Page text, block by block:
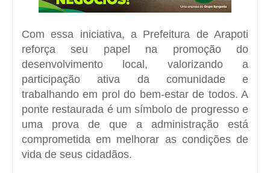
Com essa iniciativa, a Prefeitura de Arapoti
reforça seu papel na promoção do
desenvolvimento local, valorizando a
participação ativa da comunidade e
trabalhando em prol do bem-estar de todos. A
ponte restaurada é um símbolo de progresso e
uma prova de que a administração está
comprometida em melhorar as condições de
vida de seus cidadãos.